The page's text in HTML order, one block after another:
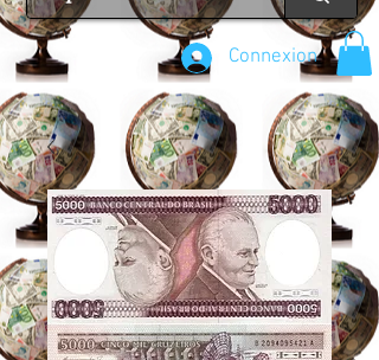
Connexion